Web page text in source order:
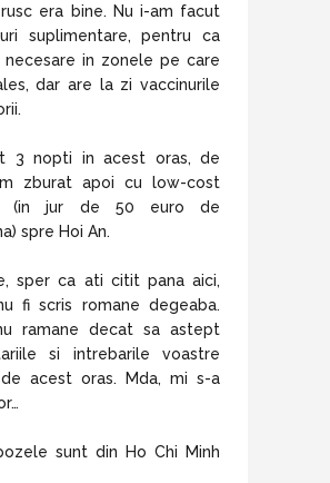
era bine. Nu i-am facut
suplimentare, pentru ca
necesare in zonele pe care
dar are la zi vaccinurile
3 nopti in acest oras, de
zburat apoi cu low-cost
(in jur de 50 euro de
spre Hoi An.
sper ca ati citit pana aici,
fi scris romane degeaba.
ramane decat sa astept
si intrebarile voastre
acest oras. Mda, mi s-a
sunt din Ho Chi Minh